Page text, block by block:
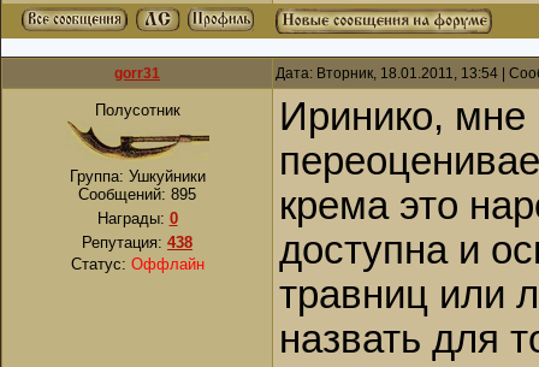
gorr31 Дата: Вторник, 18.01.2011, 13:54 |
Полусотник
Группа: Ушкуйники
Сообщений: 895
Награды: 0
Репутация: 438
Статус: Оффлайн
Иринико, мне
крема это
доступна и
травниц или
назвать для